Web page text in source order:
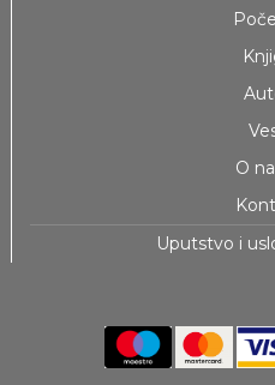
O
Uputstvo i